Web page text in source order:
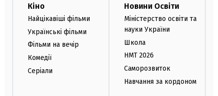
Кіно
Найцікавіші фільми
Українські фільми
Фільми на вечір
Комедії
Серіали
Новини Освіти
Міністерство освіти та
науки України
Школа
НМТ 2026
Саморозвиток
Навчання за кордоном